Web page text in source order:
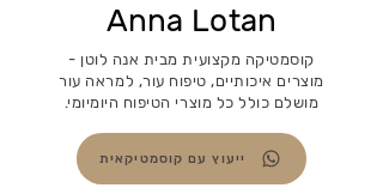
Anna Lotan
קוסמטיקה מקצועית מבית אנה לוטן -
מוצרים איכותיים, טיפוח עור, למראה עור
מושלם כולל כל מוצרי הטיפוח היומיומי.
ייעוץ עם קוסמטיקאית